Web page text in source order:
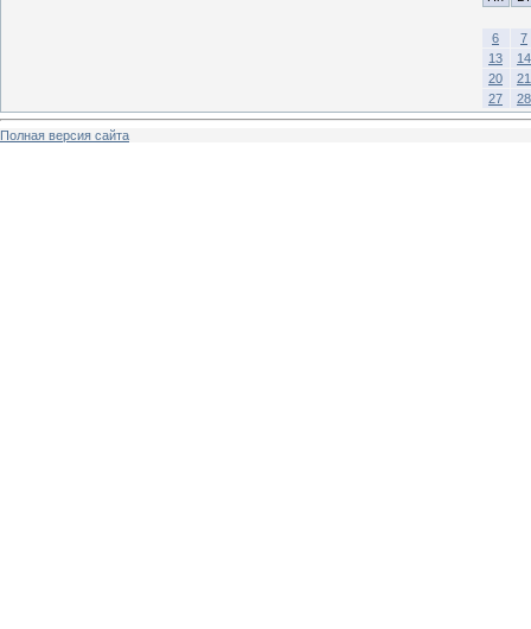
6
7
13
14
20
21
27
28
Полная версия сайта